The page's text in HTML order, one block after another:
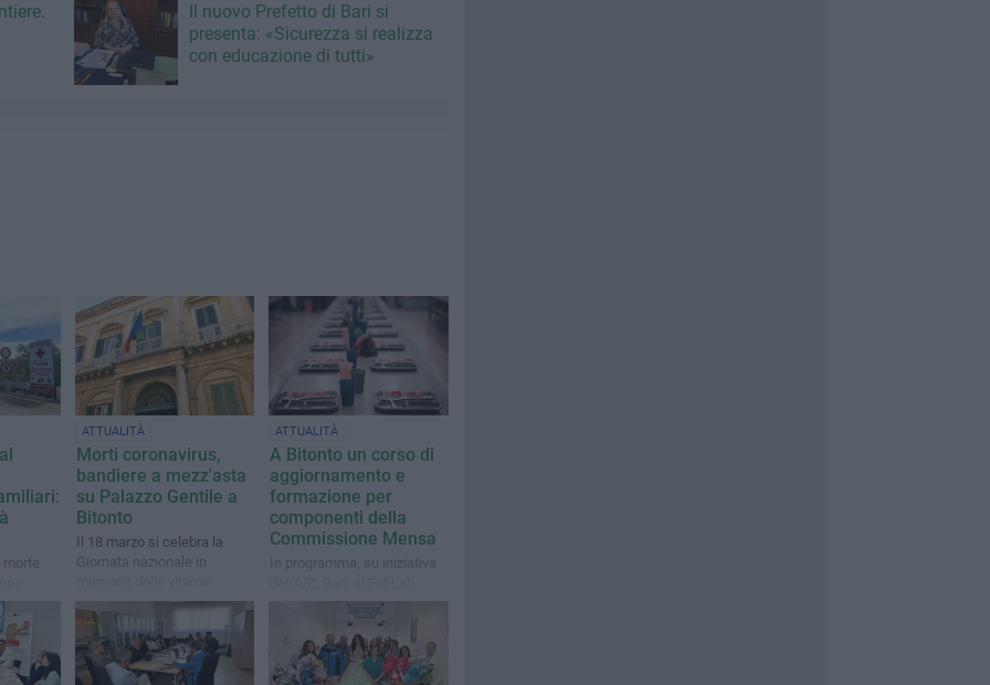
Il nuovo Prefetto di Bari si
presenta: «Sicurezza si realizza
con educazione di tutti»
ai
ATTUALITÀ
Morti coronavirus,
bandiere a mezz'asta
su Palazzo Gentile a
Bitonto
Il 18 marzo si celebra la
Giornata nazionale in
dell’epidemia
ATTUALITÀ
A Bitonto un corso di
aggiornamento e
formazione per
componenti della
Commissione Mensa
In programma, su iniziativa
POLIBA mercoledì 11